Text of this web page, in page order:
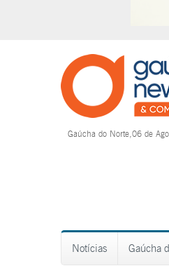
Gaúcha do Norte,06 de
Notícias Gaúcha